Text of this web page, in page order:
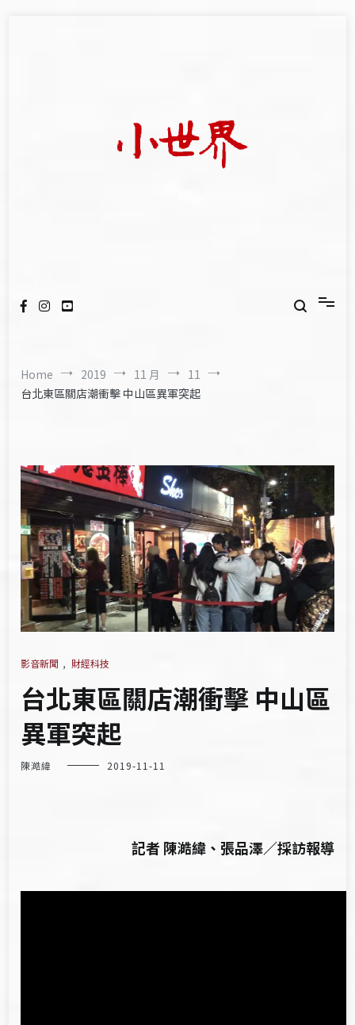
Home 2019 11 月
11
台北東區關店潮衝擊 中山區異軍突起
影音新聞 , 財經科技
台北東區關店潮衝擊 中山區
異軍突起
陳澔緯 2019-11-11
記者 陳澔緯、張品澤／採訪報導